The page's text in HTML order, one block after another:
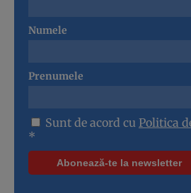
Numele
Prenumele
Sunt de acord cu Politica
*